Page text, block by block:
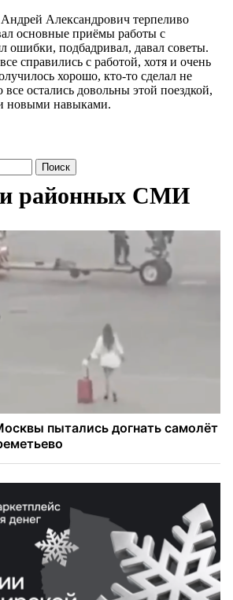
Александрович терпеливо
основные приёмы работы с
ошибки, подбадривал, давал советы.
справились с работой, хотя и очень
хорошо, кто-то сделал не
все остались довольны этой поездкой,
новыми навыками.